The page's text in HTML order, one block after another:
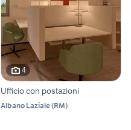
4
Ufficio con postazioni
Albano Laziale(RM)